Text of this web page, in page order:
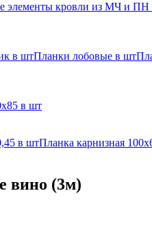
элементы кровли из МЧ и ПН
в штПланки лобовые в шт
в шт
в штПланка карнизная
вино (3м)